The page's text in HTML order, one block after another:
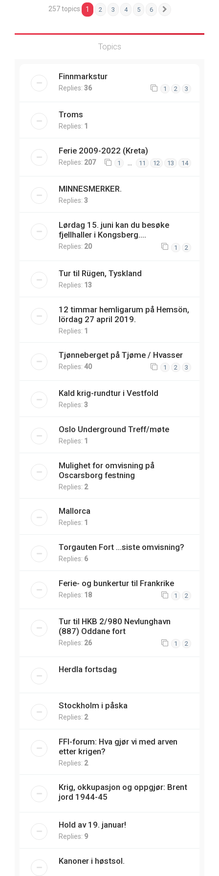
257 topics 1 2 3 4 5 6
Topics
Finnmarkstur
Replies: 36 1 2 3
Troms
Replies: 1
Ferie 2009-2022 (Kreta)
Replies: 207 1 … 11 12 13 14
MINNESMERKER.
Replies: 3
Lørdag 15. juni kan du besøke
fjellhaller i Kongsberg....
Replies: 20 1 2
Tur til Rügen, Tyskland
Replies: 13
12 timmar hemligarum på Hemsön,
lördag 27 april 2019.
Replies: 1
Tjønneberget på Tjøme / Hvasser
Replies: 40 1 2 3
Kald krig-rundtur i Vestfold
Replies: 3
Oslo Underground Treff/møte
Replies: 1
Mulighet for omvisning på
Oscarsborg festning
Replies: 2
Mallorca
Replies: 1
Torgauten Fort ...siste omvisning?
Replies: 6
Ferie- og bunkertur til Frankrike
Replies: 18 1 2
Tur til HKB 2/980 Nevlunghavn
(887) Oddane fort
Replies: 26 1 2
Herdla fortsdag
Stockholm i påska
Replies: 2
FFI-forum: Hva gjør vi med arven
etter krigen?
Replies: 2
Krig, okkupasjon og oppgjør: Brent
jord 1944-45
Hold av 19. januar!
Replies: 9
Kanoner i høstsol.